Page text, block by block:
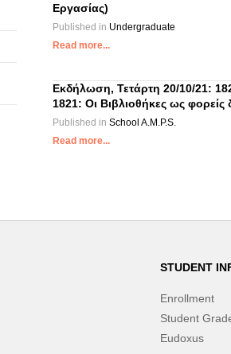
Εργασίας)
Published in Undergraduate
Read more...
Εκδήλωση, Τετάρτη 20/10/21:
1821: Οι Βιβλιοθήκες ως
Published in School A.M.P.S.
Read more...
STUDENT
Enrollment
Student
Eudoxus